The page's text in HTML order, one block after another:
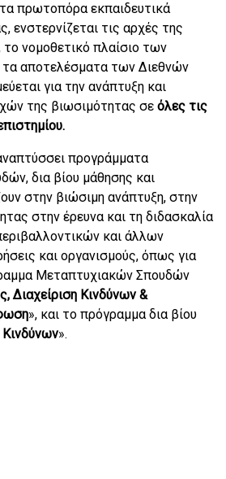
πρωτοπόρα εκπαιδευτικά
ενστερνίζεται τις αρχές της
νομοθετικό πλαίσιο των
αποτελέσματα των Διεθνών
για την ανάπτυξη και
της βιωσιμότητας σε όλες τις
προγράμματα
δια βίου μάθησης και
στην βιώσιμη ανάπτυξη, στην
στην έρευνα και τη διδασκαλία
και άλλων
και οργανισμούς, όπως για
Μεταπτυχιακών Σπουδών
Διαχείριση Κινδύνων &
», και το πρόγραμμα δια βίου
Κινδύνων».